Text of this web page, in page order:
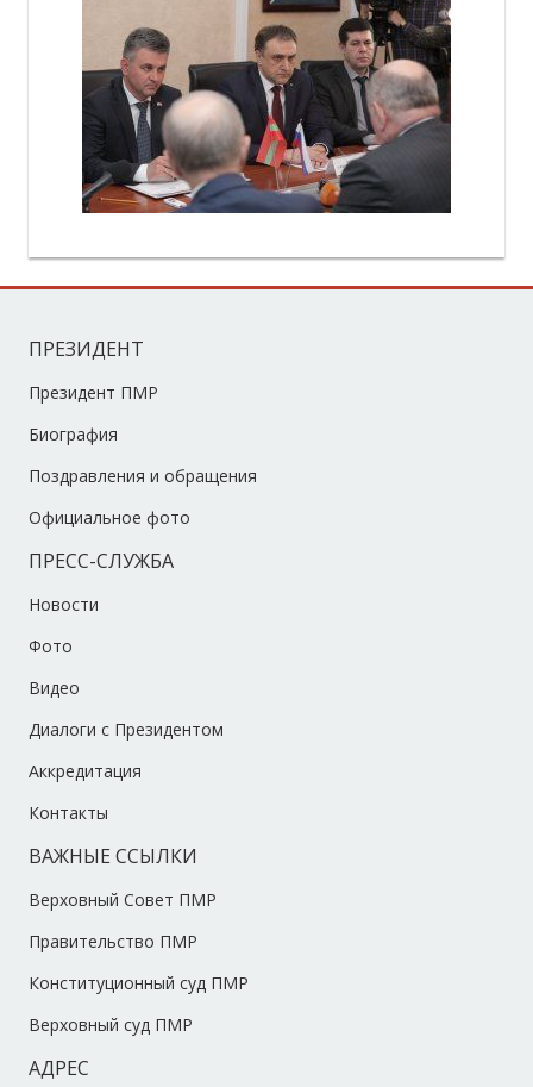
ПРЕЗИДЕНТ
Президент ПМР
Биография
Поздравления и обращения
Официальное фото
ПРЕСС-СЛУЖБА
Новости
Фото
Видео
Диалоги с Президентом
Аккредитация
Контакты
ВАЖНЫЕ ССЫЛКИ
Верховный Совет ПМР
Правительство ПМР
Конституционный суд ПМР
Верховный суд ПМР
АДРЕС